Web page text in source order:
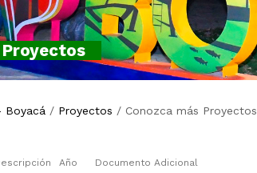
Boyacá / Proyectos / Conozca más Proyectos
Año Documento Adicional